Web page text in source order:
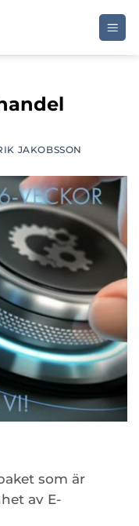
JAKOBSSON
som är
av E-